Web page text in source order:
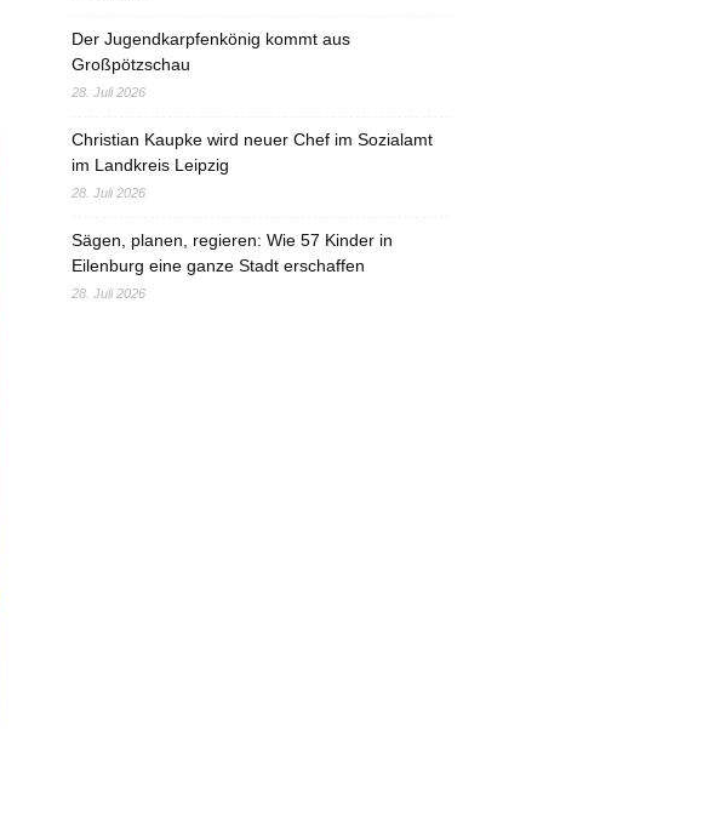
Der Jugendkarpfenkönig kommt aus
Großpötzschau
28. Juli 2026
Christian Kaupke wird neuer Chef im Sozialamt
im Landkreis Leipzig
28. Juli 2026
Sägen, planen, regieren: Wie 57 Kinder in
Eilenburg eine ganze Stadt erschaffen
28. Juli 2026